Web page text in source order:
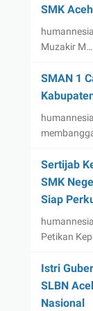
SMK
Muzakir M…
SMAN 1
Sertijab
SMK
Siap
Petikan
Istri
SLBN
Nasional